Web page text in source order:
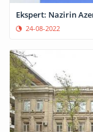
Ekspert: Nazirin
24-08-2022